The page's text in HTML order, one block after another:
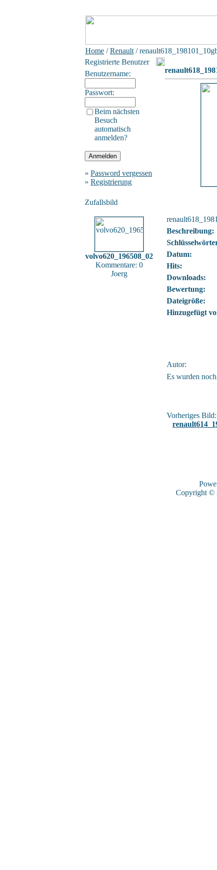
Home /Renault /
Registrierte Benutzer
Benutzername:
Passwort:
Beim nächsten
Besuch
automatisch
anmelden?
» Password vergessen
» Registrierung
Zufallsbild
volvo620_196508_02
Kommentare: 0
Joerg
Beschreibung:
Datum:
Hits:
Downloads:
Bewertung:
Dateigröße:
Hinzugefügt
Autor:
Es wurden
Vorheriges Bild:
Copyright ©